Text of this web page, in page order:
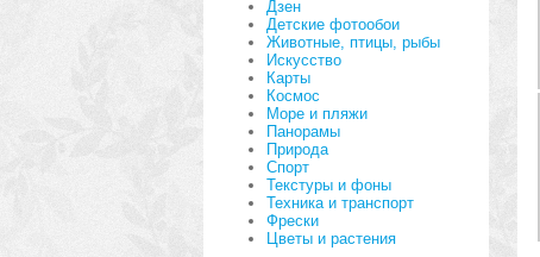
Дзен
Детские фотообои
Животные, птицы, рыбы
Искусство
Карты
Космос
Море и пляжи
Панорамы
Природа
Спорт
Текстуры и фоны
Техника и транспорт
Фрески
Цветы и растения